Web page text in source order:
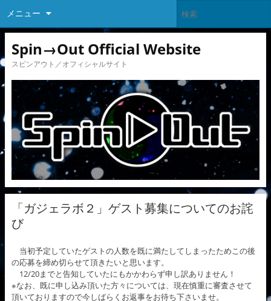
メニュー
Spin→Out Official Website
スピンアウト／オフィシャルサイト
「ガジェラボ２」ゲスト募集についてのお詫
び
当初予定していたゲストの人数を既に満たしてしまったためこの後
の応募を締め切らせて頂きたいと思います。
12/20までと告知していたにもかかわらず申し訳ありません！
※なお、既に申し込み頂いた方々については、現在慎重に審査させて
頂いておりますので今しばらくお返事をお待ち下さいませ。